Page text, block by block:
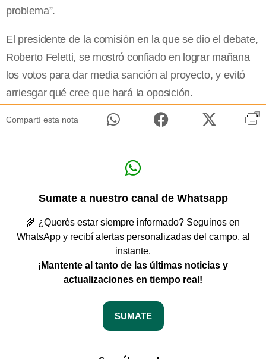
problema”.
El presidente de la comisión en la que se dio el debate,
Roberto Feletti, se mostró confiado en lograr mañana
los votos para dar media sanción al proyecto, y evitó
arriesgar qué cree que hará la oposición.
Compartí esta nota
Sumate a nuestro canal de Whatsapp
🌾 ¿Querés estar siempre informado? Seguinos en
WhatsApp y recibí alertas personalizadas del campo, al
instante.
¡Mantente al tanto de las últimas noticias y
actualizaciones en tiempo real!
SUMATE